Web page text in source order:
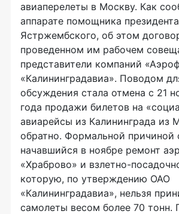
авиаперелеты в Москву. Как
аппарате помощника
Ястржембского, об этом
проведенном им рабочем
представители компаний
«Калининградавиа». Поводом
обсуждения стала отмена с 21
года продажи билетов на
авиарейсы из Калининграда из
обратно. Формальной причиной
начавшийся в ноябре ремонт
«Храброво» и взлетно-
которую, по утверждению ОАО
«Калининградавиа», нельзя
самолеты весом более 70 тонн.